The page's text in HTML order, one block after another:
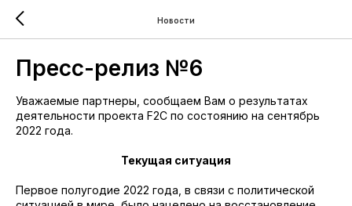
Новости
Пресс-релиз №6
Уважаемые партнеры, сообщаем Вам о результатах
деятельности проекта F2C по состоянию на сентябрь
2022 года.
Текущая ситуация
Первое полугодие 2022 года, в связи с политической